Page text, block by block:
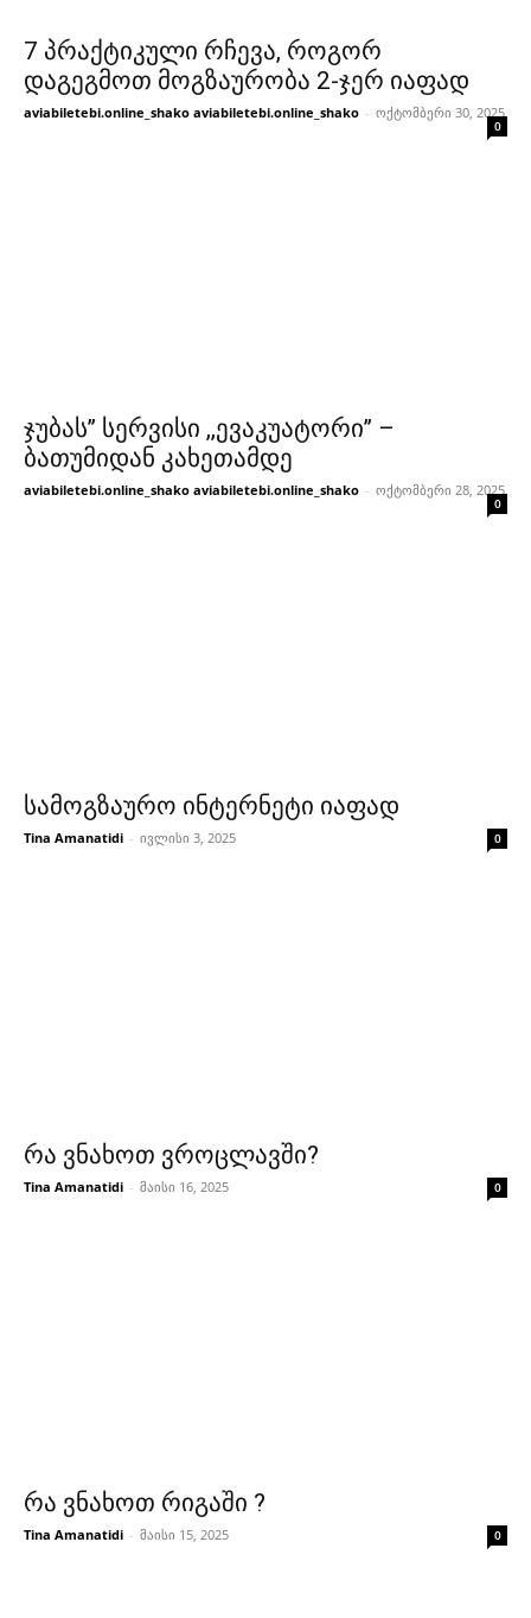
7 პრაქტიკული რჩევა, როგორ
დაგეგმოთ მოგზაურობა 2-ჯერ იაფად
aviabiletebi.online_shako aviabiletebi.online_shako - ოქტომბერი 30, 2025
0
ჯუბას’’ სერვისი ,,ევაკუატორი’’ –
ბათუმიდან კახეთამდე
aviabiletebi.online_shako aviabiletebi.online_shako - ოქტომბერი 28, 2025
0
სამოგზაურო ინტერნეტი იაფად
Tina Amanatidi - ივლისი 3, 2025 0
რა ვნახოთ ვროცლავში?
Tina Amanatidi - მაისი 16, 2025 0
რა ვნახოთ რიგაში ?
Tina Amanatidi - მაისი 15, 2025 0